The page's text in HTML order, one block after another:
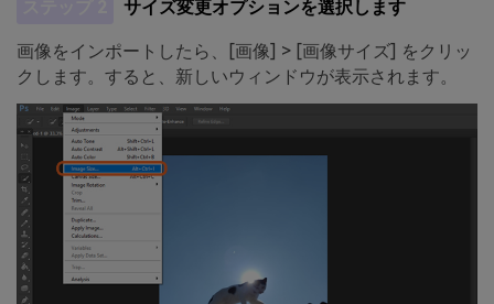
サイズ変更オプションを選択します
画像をインポートしたら、[画像] > [画像サイズ] をクリッ
クします。すると、新しいウィンドウが表示されます。